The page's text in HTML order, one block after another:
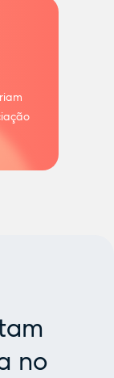
no